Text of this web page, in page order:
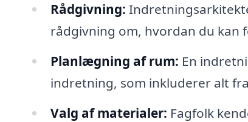
Rådgivning:
rådgivning om, hvordan du kan
Planlægning af rum: En
indretning, som inkluderer alt
Valg af materialer: Fagfolk